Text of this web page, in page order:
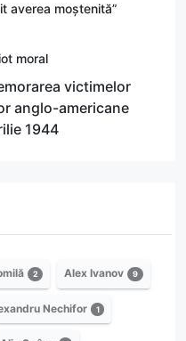
averea moștenită”
moral
victimelor
anglo-americane
1944
2 Alex Ivanov 9
Nechifor 1